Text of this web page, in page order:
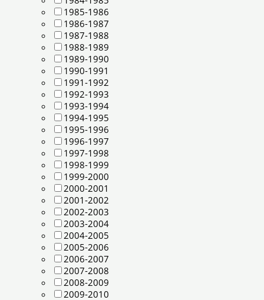
1985-1986
1986-1987
1987-1988
1988-1989
1989-1990
1990-1991
1991-1992
1992-1993
1993-1994
1994-1995
1995-1996
1996-1997
1997-1998
1998-1999
1999-2000
2000-2001
2001-2002
2002-2003
2003-2004
2004-2005
2005-2006
2006-2007
2007-2008
2008-2009
2009-2010